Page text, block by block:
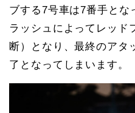
ブする7号車は7番手とな
ラッシュによってレッド
断）となり、最終のアタ
了となってしまいます。